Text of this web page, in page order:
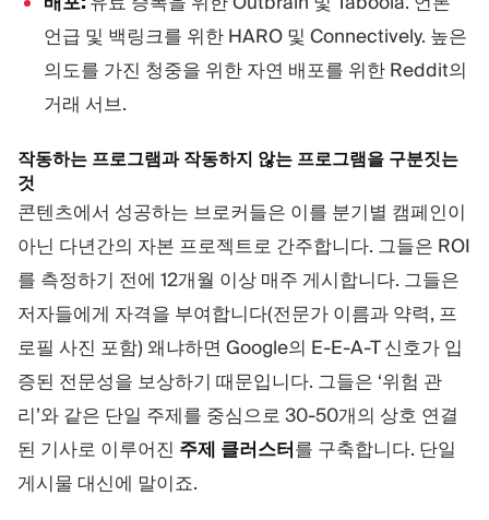
언급 및 백링크를 위한 HARO 및 Connectively. 높은
의도를 가진 청중을 위한 자연 배포를 위한 Reddit의
거래 서브.
작동하는 프로그램과 작동하지 않는 프로그램을 구분짓는
것
콘텐츠에서 성공하는 브로커들은 이를 분기별 캠페인이
아닌 다년간의 자본 프로젝트로 간주합니다. 그들은 ROI
를 측정하기 전에 12개월 이상 매주 게시합니다. 그들은
저자들에게 자격을 부여합니다(전문가 이름과 약력, 프
로필 사진 포함) 왜냐하면 Google의 E-E-A-T 신호가 입
증된 전문성을 보상하기 때문입니다. 그들은 ‘위험 관
리’와 같은 단일 주제를 중심으로 30-50개의 상호 연결
된 기사로 이루어진 주제 클러스터를 구축합니다. 단일
게시물 대신에 말이죠.